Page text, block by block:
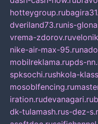
hotteygroup.ru
dveriland73.runis-
vrema-zdorov.ru
nike-air-max-95.ru
mobilreklama.rupds-
spksochi.rushkola-
mosoblfencing.ru
iration.rudevanagari.ru
dk-tulamash.rus-dez-